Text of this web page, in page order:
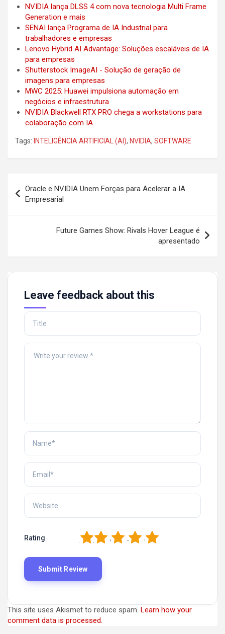
NVIDIA lança DLSS 4 com nova tecnologia Multi Frame
Generation e mais
SENAI lança Programa de IA Industrial para
trabalhadores e empresas
Lenovo Hybrid AI Advantage: Soluções escaláveis de IA
para empresas
Shutterstock ImageAI - Solução de geração de
imagens para empresas
MWC 2025: Huawei impulsiona automação em
negócios e infraestrutura
NVIDIA Blackwell RTX PRO chega a workstations para
colaboração com IA
Tags: INTELIGÊNCIA ARTIFICIAL (AI), NVIDIA, SOFTWARE
navigation
Oracle e NVIDIA Unem Forças para Acelerar a IA
Empresarial
Future Games Show: Rivals Hover League é
apresentado
Leave feedback about this
Rating 5
4
3
2
This site uses Akismet to reduce spam. Learn how your
comment data is processed.